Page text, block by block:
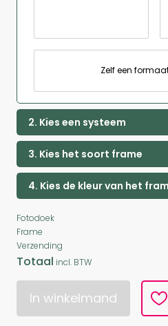
Zelf een
2. Kies een systeem
3. Kies het soort frame
4. Kies de kleur van het
Fotodoek
Frame
Verzending
Totaal incl. BTW
In winkelmand